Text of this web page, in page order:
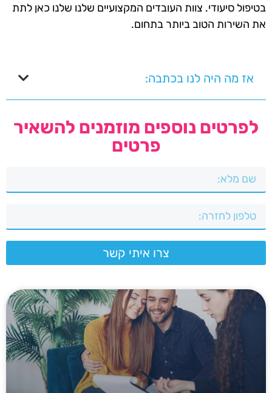
בטיפול סיעודי. צוות העובדים המקצועיים שלנו שלנו כאן לתת
את השירות הטוב ביותר בתחום.
אז מה היה לנו בכתבה:
לפרטים נוספים מוזמנים להשאיר
פרטים
צרו איתי קשר